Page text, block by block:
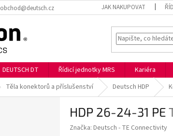
obchod@deutsch.cz JAK NAKUPOVAT
DEUTSCH DT Řídicí jednotky MRS Kariéra
Těla konektorů a příslušenství Deutsch HDP
HDP 26-24-31 PE
Značka: Deutsch - TE Connectivity